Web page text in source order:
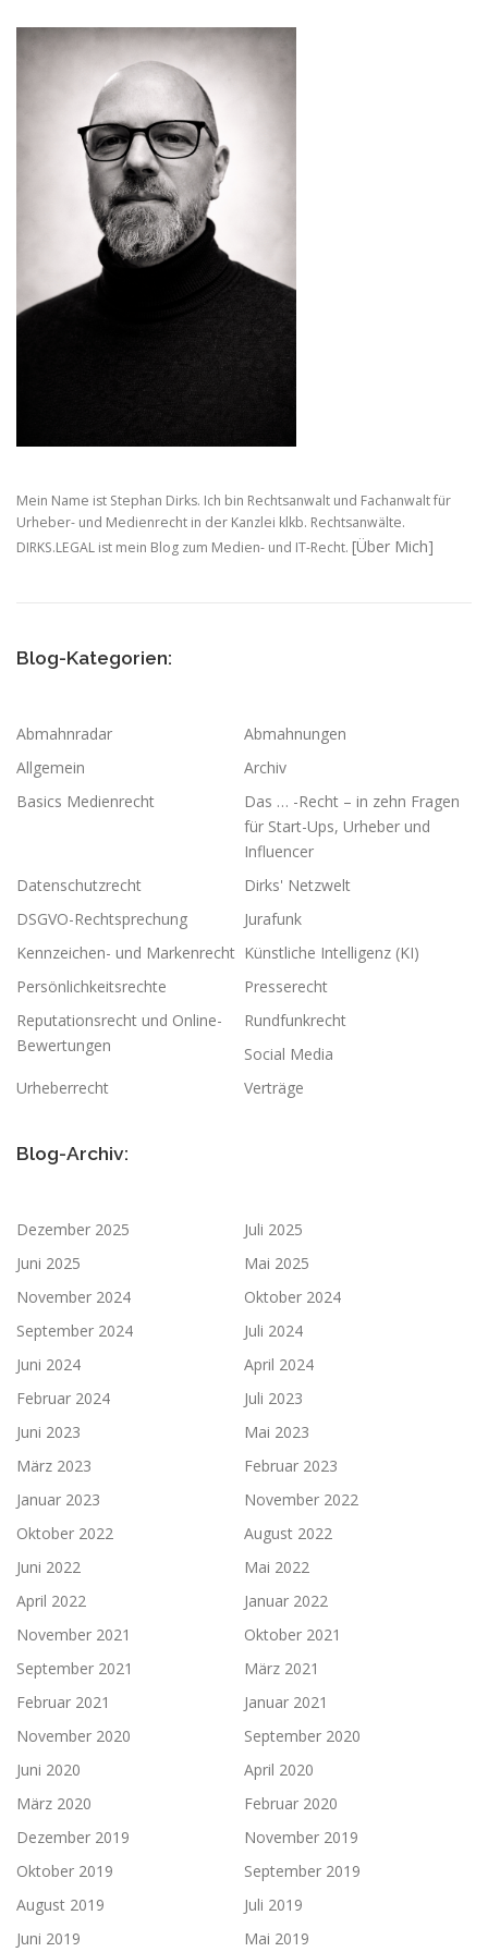
Mein Name ist Stephan Dirks. Ich bin Rechtsanwalt und Fachanwalt für
Urheber- und Medienrecht in der Kanzlei klkb. Rechtsanwälte.
DIRKS.LEGAL ist mein Blog zum Medien- und IT-Recht. [Über Mich]
Blog-Kategorien:
Abmahnradar
Abmahnungen
Allgemein
Archiv
Basics Medienrecht
Das … -Recht – in zehn Fragen
für Start-Ups, Urheber und
Influencer
Datenschutzrecht
Dirks' Netzwelt
DSGVO-Rechtsprechung
Jurafunk
Kennzeichen- und Markenrecht Künstliche Intelligenz (KI)
Persönlichkeitsrechte
Presserecht
Reputationsrecht und Online-
Bewertungen
Rundfunkrecht
Social Media
Urheberrecht
Verträge
Blog-Archiv:
Dezember 2025
Juli 2025
Juni 2025
Mai 2025
November 2024
Oktober 2024
September 2024
Juli 2024
Juni 2024
April 2024
Februar 2024
Juli 2023
Juni 2023
Mai 2023
März 2023
Februar 2023
Januar 2023
November 2022
Oktober 2022
August 2022
Juni 2022
Mai 2022
April 2022
Januar 2022
November 2021
Oktober 2021
September 2021
März 2021
Februar 2021
Januar 2021
November 2020
September 2020
Juni 2020
April 2020
März 2020
Februar 2020
Dezember 2019
November 2019
Oktober 2019
September 2019
August 2019
Juli 2019
Juni 2019
Mai 2019